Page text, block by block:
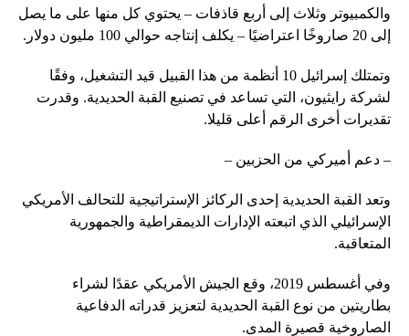
والكمبيوتر وثلاث إلى أربع قاذفات – يحتوي كل منها على ما يصل
إلى 20 صاروخًا اعتراضيًا – يكلف إنتاجه حوالي 100 مليون دولار.
وتمتلك إسرائيل 10 أنظمة من هذا القبيل قيد التشغيل، وفقًا
لشركة رايثيون، التي تساعد في تصنيع القبة الحديدية. وقدرت
تقديرات أخرى الرقم أعلى قليلا.
– دعم أميركي من الحزبين –
وتعد القبة الحديدية إحدى الركائز الإستراتيجية للتحالف الأمريكي
الإسرائيلي الذي اتبعته الإدارات الديمقراطية والجمهورية
المتعاقبة.
وفي أغسطس 2019، وقع الجيش الأمريكي عقدًا لشراء
بطاريتين من نوع القبة الحديدية لتعزيز قدراته الدفاعية
الصاروخية قصيرة المدى.